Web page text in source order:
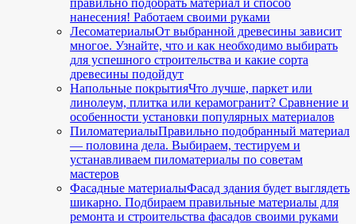
правильно подобрать материал и способ
нанесения! Работаем своими руками
ЛесоматериалыОт выбранной древесины зависит
многое. Узнайте, что и как необходимо выбирать
для успешного строительства и какие сорта
древесины подойдут
Напольные покрытияЧто лучше, паркет или
линолеум, плитка или керамогранит? Сравнение и
особенности установки популярных материалов
ПиломатериалыПравильно подобранный материал
— половина дела. Выбираем, тестируем и
устанавливаем пиломатериалы по советам
мастеров
Фасадные материалыФасад здания будет выглядеть
шикарно. Подбираем правильные материалы для
ремонта и строительства фасадов своими руками